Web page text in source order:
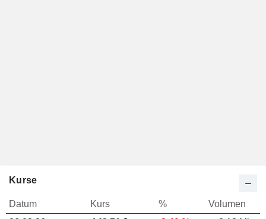
Kurse
Datum Kurs %
Volumen